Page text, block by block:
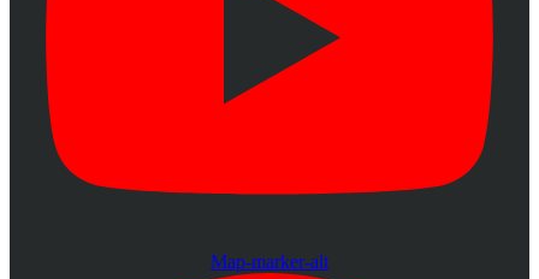
Map-marker-alt